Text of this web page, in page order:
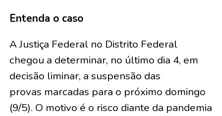
Entenda o caso
A Justiça Federal no Distrito Federal
chegou a determinar, no último dia 4, em
decisão liminar, a suspensão das
provas marcadas para o próximo domingo
(9/5). O motivo é o risco diante da pandemia